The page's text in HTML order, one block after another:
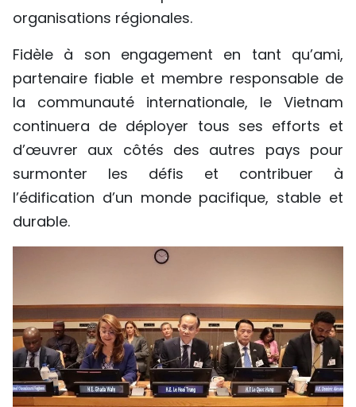
organisations régionales.
Fidèle à son engagement en tant qu’ami,
partenaire fiable et membre responsable de
la communauté internationale, le Vietnam
continuera de déployer tous ses efforts et
d’œuvrer aux côtés des autres pays pour
surmonter les défis et contribuer à
l’édification d’un monde pacifique, stable et
durable.